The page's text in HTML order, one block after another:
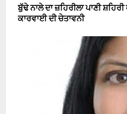
ਬੁੱਢੇ ਨਾਲੇ ਦਾ ਜ਼ਹਿਰੀਲਾ ਪਾਣੀ
ਕਾਰਵਾਈ ਦੀ ਚੇਤਾਵਨੀ